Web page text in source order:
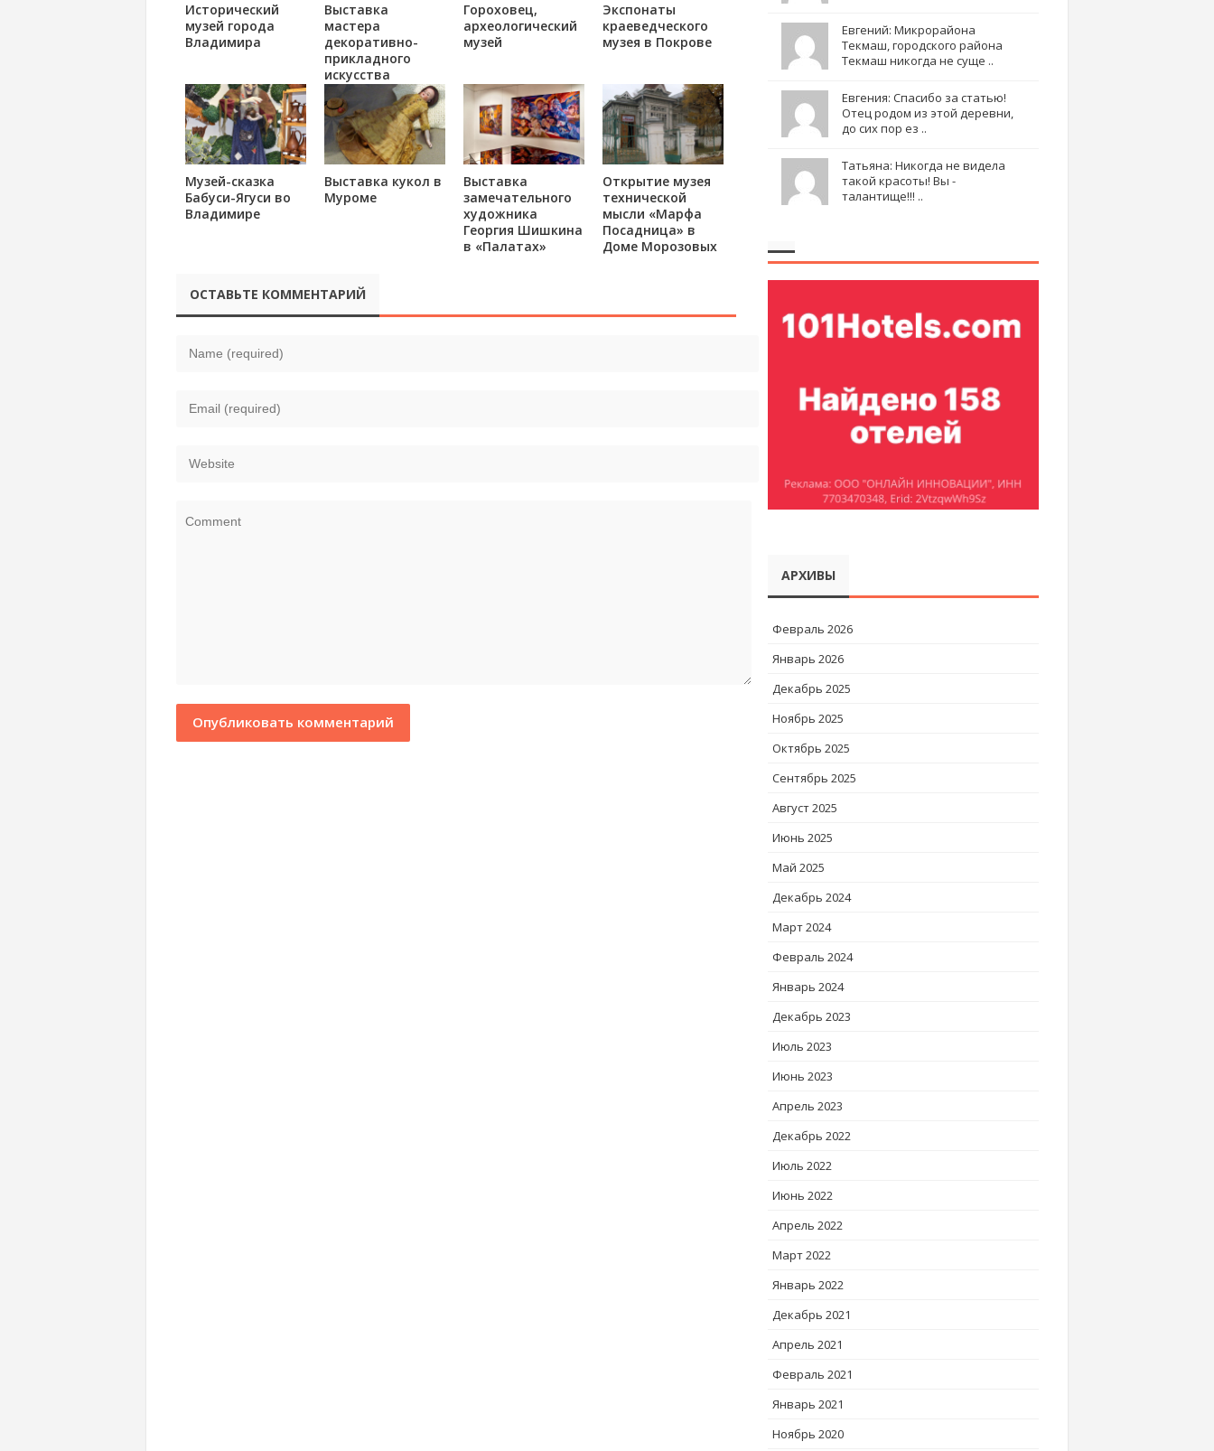
Исторический
музей города
Владимира
Выставка
мастера
декоративно-
прикладного
искусства
Ляховой Любови
Ивановны
«Мастер и
подмастерья» в
Гороховце
Гороховец,
археологический
музей
Экспонаты
краеведческого
музея в Покрове
Музей-сказка
Бабуси-Ягуси во
Владимире
Выставка кукол в
Муроме
Выставка
замечательного
художника
Георгия Шишкина
в «Палатах»
Открытие музея
технической
мысли «Марфа
Посадница» в
Доме Морозовых
ОСТАВЬТЕ КОММЕНТАРИЙ
Евгений: Микрорайона
Текмаш, городского района
Текмаш никогда не суще ..
Евгения: Спасибо за статью!
Отец родом из этой деревни,
до сих пор ез ..
Татьяна: Никогда не видела
такой красоты! Вы -
талантище!!! ..
АРХИВЫ
Февраль 2026
Январь 2026
Декабрь 2025
Ноябрь 2025
Октябрь 2025
Сентябрь 2025
Август 2025
Июнь 2025
Май 2025
Декабрь 2024
Март 2024
Февраль 2024
Январь 2024
Декабрь 2023
Июль 2023
Июнь 2023
Апрель 2023
Декабрь 2022
Июль 2022
Июнь 2022
Апрель 2022
Март 2022
Январь 2022
Декабрь 2021
Апрель 2021
Февраль 2021
Январь 2021
Ноябрь 2020